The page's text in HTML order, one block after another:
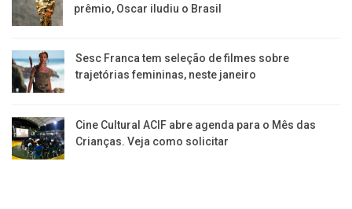
prêmio, Oscar iludiu o Brasil
Sesc Franca tem seleção de filmes sobre
trajetórias femininas, neste janeiro
Cine Cultural ACIF abre agenda para o Mês das
Crianças. Veja como solicitar